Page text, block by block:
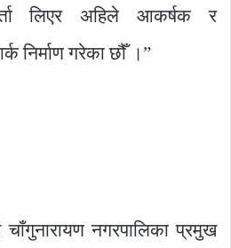
लिएर अहिले आकर्षक र
निर्माण गरेका छौँ ।”
नगरपालिका प्रमुख